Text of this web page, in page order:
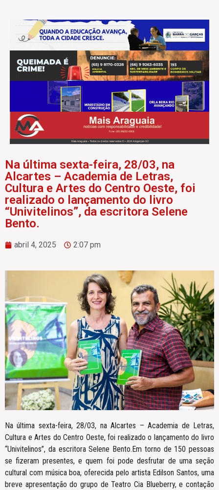
Na última sexta-feira, 28/03, na
Alcartes – Academia de Letras,
Cultura e Artes do Centro Oeste, foi
realizado o lançamento do livro
“Univitelinos”, da escritora Selene
Bento.
abril 4, 2025 2:07 pm
Na última sexta-feira, 28/03, na Alcartes – Academia de Letras,
Cultura e Artes do Centro Oeste, foi realizado o lançamento do livro
“Univitelinos”, da escritora Selene Bento.Em torno de 150 pessoas
se fizeram presentes, e quem foi pode desfrutar de uma seção
cultural com música boa, oferecida pelo artista Edilson Santos, uma
breve apresentação do grupo de Teatro Cia Blueberry, e contação